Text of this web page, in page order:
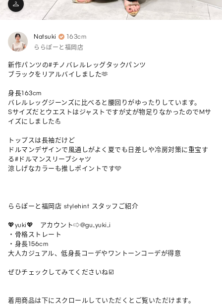
Natsuki 163cm
ららぽーと福岡店
新作パンツの#チノバレルレッグタックパンツ
ブラックをリアルバイしました🫶
身長163cm
バレルレッグジーンズに比べると腰回りがゆったりしています。
Sサイズだとウエストはジャストですが丈が物足りなかったのでMサ
イズにしました💪
トップスは長袖だけど
ドルマンデザインで風通しがよく夏でも日差しや冷房対策に重宝す
る#ドルマンスリーブシャツ
涼しげなカラーも推しポイントです🩵
ららぽーと福岡店 stylehint スタッフご紹介
💖yuki💖　アカウント⇨@gu_yuki_i
・骨格ストレート
・身長156cm
大人カジュアル、低身長コーデやワントーンコーデが得意
ぜひチェックしてみてくださいね☑️
着用商品は下にスクロールしていただくとご覧いただけます。